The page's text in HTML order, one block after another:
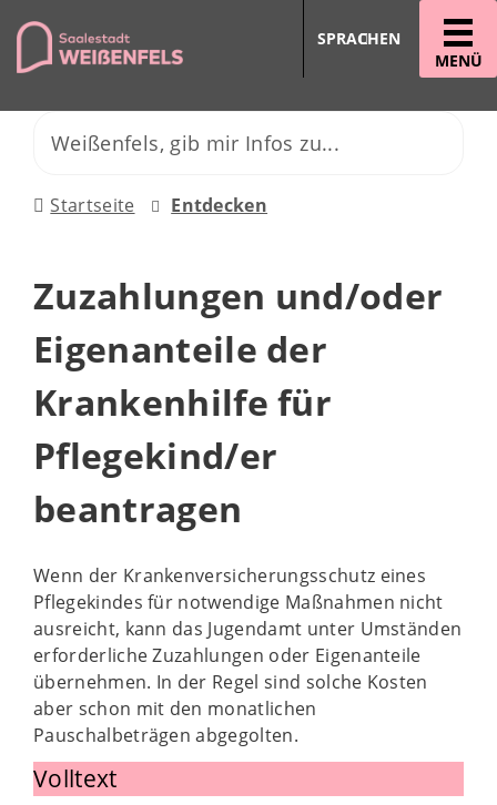
MENÜ
SPRACHEN
Startseite Entdecken
Zuzahlungen und/oder
Eigenanteile der
Krankenhilfe für
Pflegekind/er
beantragen
Wenn der Krankenversicherungsschutz eines
Pflegekindes für notwendige Maßnahmen nicht
ausreicht, kann das Jugendamt unter Umständen
erforderliche Zuzahlungen oder Eigenanteile
übernehmen. In der Regel sind solche Kosten
aber schon mit den monatlichen
Pauschalbeträgen abgegolten.
Volltext